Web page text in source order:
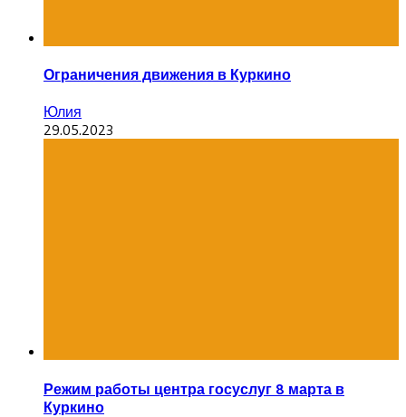
Ограничения движения в Куркино
Юлия
29.05.2023
Режим работы центра госуслуг 8 марта в
Куркино